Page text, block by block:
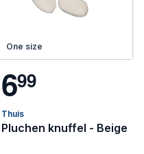
One size
699
Thuis
Pluchen knuffel - Beige